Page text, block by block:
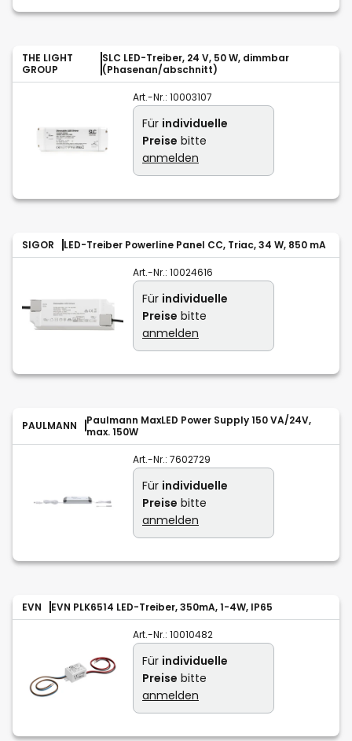
THE LIGHT
GROUP
SLC LED-Treiber, 24 V, 50 W, dimmbar
(Phasenan/abschnitt)
Art.-Nr.: 10003107
Für individuelle
Preise bitte
anmelden
SIGOR LED-Treiber Powerline Panel CC, Triac, 34 W, 850 mA
Art.-Nr.: 10024616
Für individuelle
Preise bitte
anmelden
PAULMANN
Paulmann MaxLED Power Supply 150 VA/24V,
max. 150W
Art.-Nr.: 7602729
Für individuelle
Preise bitte
anmelden
EVN EVN PLK6514 LED-Treiber, 350mA, 1-4W, IP65
Art.-Nr.: 10010482
Für individuelle
Preise bitte
anmelden